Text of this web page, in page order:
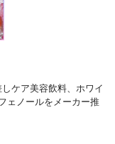
ケア美容飲料、ホワイ
ェノールをメーカー推